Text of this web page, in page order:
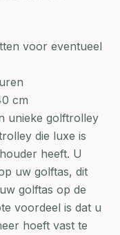
voor eventueel
cm
unieke golftrolley
die luxe is
heeft. U
uw golftas, dit
golftas op de
voordeel is dat u
hoeft vast te